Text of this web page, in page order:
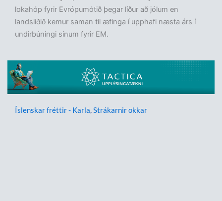
lokahóp fyrir Evrópumótið þegar líður að jólum en
landsliðið kemur saman til æfinga í upphafi næsta árs í
undirbúningi sínum fyrir EM.
Íslenskar fréttir - Karla,Strákarnir okkar